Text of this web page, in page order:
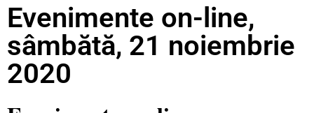
Evenimente on-line,
sâmbătă, 21 noiembrie
2020